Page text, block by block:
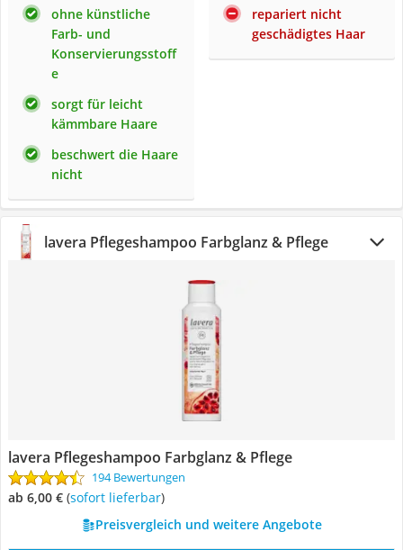
ohne künstliche
Farb- und
Konservierungsstoff
e
sorgt für leicht
kämmbare Haare
beschwert die Haare
nicht
repariert nicht
geschädigtes Haar
lavera Pflegeshampoo Farbglanz & Pflege
lavera Pflegeshampoo Farbglanz & Pflege
194 Bewertungen
ab 6,00 € ( Sofort lieferbar)
Preisvergleich und weitere Angebote